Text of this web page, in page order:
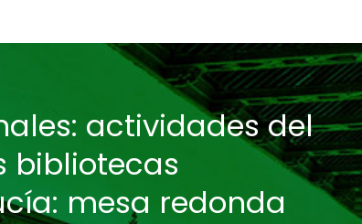
actividades del
bibliotecas
mesa redonda